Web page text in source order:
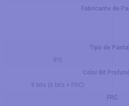
Fabricante de
Tipo de
IPS
Color Bit
8 bits (6 bits + FRC)
FRC